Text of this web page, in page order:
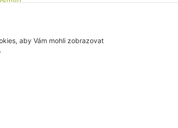
vesnici
aby Vám mohli zobrazovat